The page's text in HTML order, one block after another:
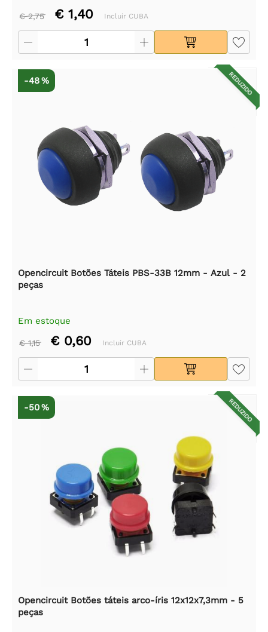
€ 2,75 € 1,40 Incluir CUBA
REDUZIDO
-48 %
Opencircuit Botões Táteis PBS-33B 12mm - Azul - 2
peças
Em estoque
€ 1,15 € 0,60 Incluir CUBA
REDUZIDO
-50 %
Opencircuit Botões táteis arco-íris 12x12x7,3mm - 5
peças